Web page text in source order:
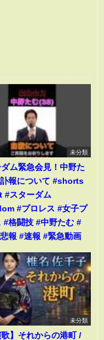
未分類
ダム緊急会見！中野た
報について #shorts
#スターダム
#プロレス #女子プ
#格闘技 #中野たむ #
報 #速報 #緊急動画
未分類
歌】それからの港町 /